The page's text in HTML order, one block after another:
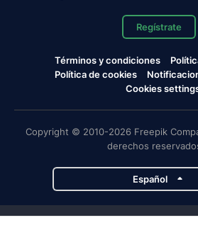
Regístrate
Términos y condiciones
Política de cookies
Cookies
Copyright © 2010-2026 Freepik
derechos
Español